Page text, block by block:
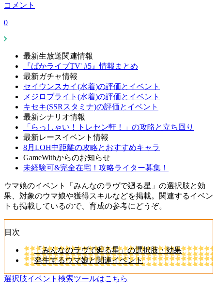
コメント
0
最新生放送関連情報
『ぱかライブTV' #5』情報まとめ
最新ガチャ情報
セイウンスカイ(水着)の評価とイベント
メジロブライト(水着)の評価とイベント
キセキ(SSRスタミナ)の評価とイベント
最新シナリオ情報
「らっしゃい！トレセン軒！」の攻略と立ち回り
最新レースイベント情報
8月LOH中距離の攻略とおすすめキャラ
GameWithからのお知らせ
未経験可&完全在宅！攻略ライター募集！
ウマ娘のイベント「みんなのラヴで廻る星」の選択肢と効
果、対象のウマ娘や獲得スキルなどを掲載。関連するイベン
トも掲載しているので、育成の参考にどうぞ。
目次
「みんなのラヴで廻る星」の選択肢・効果
発生するウマ娘と関連イベント
選択肢イベント検索ツールはこちら